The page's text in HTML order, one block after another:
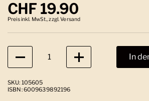
Regulärer Preis
CHF 19.90
Preis inkl. MwSt., zzgl. Versand
Anzahl
In
SKU: 105605
ISBN: 6009639892196